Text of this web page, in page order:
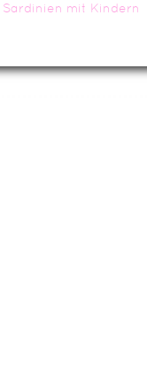
Sardinien mit Kindern